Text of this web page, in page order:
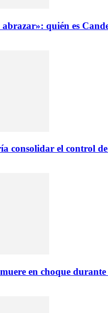
quién es
consolidar el control
en choque